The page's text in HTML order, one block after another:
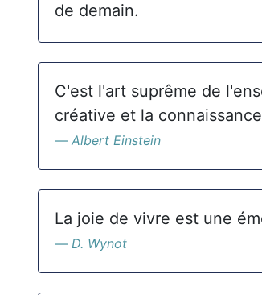
de demain.
C'est l'art suprême de
créative et la
Albert Einstein
La joie de vivre est une
D. Wynot